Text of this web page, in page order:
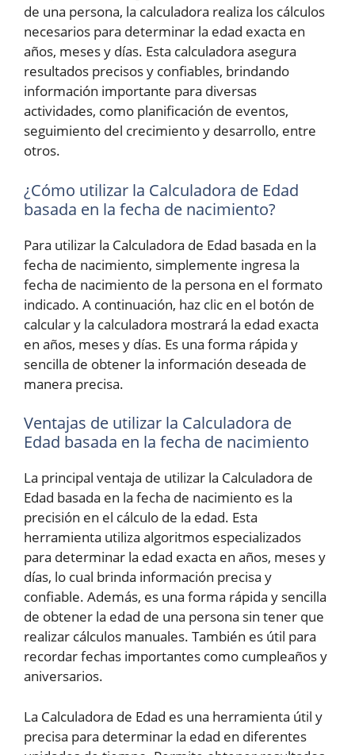
de una persona, la calculadora realiza los cálculos
necesarios para determinar la edad exacta en
años, meses y días. Esta calculadora asegura
resultados precisos y confiables, brindando
información importante para diversas
actividades, como planificación de eventos,
seguimiento del crecimiento y desarrollo, entre
otros.
¿Cómo utilizar la Calculadora de Edad
basada en la fecha de nacimiento?
Para utilizar la Calculadora de Edad basada en la
fecha de nacimiento, simplemente ingresa la
fecha de nacimiento de la persona en el formato
indicado. A continuación, haz clic en el botón de
calcular y la calculadora mostrará la edad exacta
en años, meses y días. Es una forma rápida y
sencilla de obtener la información deseada de
manera precisa.
Ventajas de utilizar la Calculadora de
Edad basada en la fecha de nacimiento
La principal ventaja de utilizar la Calculadora de
Edad basada en la fecha de nacimiento es la
precisión en el cálculo de la edad. Esta
herramienta utiliza algoritmos especializados
para determinar la edad exacta en años, meses y
días, lo cual brinda información precisa y
confiable. Además, es una forma rápida y sencilla
de obtener la edad de una persona sin tener que
realizar cálculos manuales. También es útil para
recordar fechas importantes como cumpleaños y
aniversarios.
La Calculadora de Edad es una herramienta útil y
precisa para determinar la edad en diferentes